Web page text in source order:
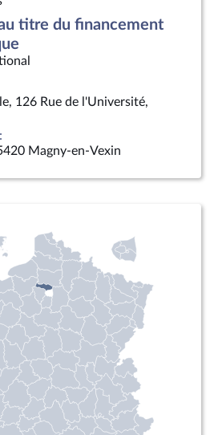
titre du financement
126 Rue de l'Université,
Magny-en-Vexin